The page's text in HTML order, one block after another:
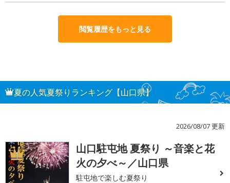
閲覧履歴をもっと見る
夏の人気夏祭りランキング【山口県】
2026/08/07 更新
1
山口駐屯地 夏祭り ～音楽と花
火の夕べ～／山口県
駐屯地で楽しむ夏祭り